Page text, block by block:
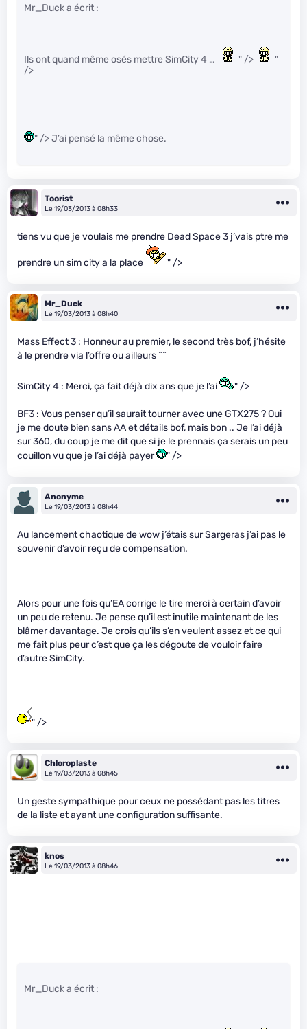
Mr_Duck a écrit :
Ils ont quand même osés mettre SimCity 4 … " />
"
/>
" /> J’ai pensé la même chose.
Toorist
Le 19/03/2013 à 08h33
tiens vu que je voulais me prendre Dead Space 3 j’vais ptre me
prendre un sim city a la place " />
Mr_Duck
Le 19/03/2013 à 08h40
Mass Effect 3 : Honneur au premier, le second très bof, j’hésite
à le prendre via l’offre ou ailleurs ^^
SimCity 4 : Merci, ça fait déjà dix ans que je l’ai " />
BF3 : Vous penser qu’il saurait tourner avec une GTX275 ? Oui
je me doute bien sans AA et détails bof, mais bon .. Je l’ai déjà
sur 360, du coup je me dit que si je le prennais ça serais un peu
couillon vu que je l’ai déjà payer
" />
Anonyme
Le 19/03/2013 à 08h44
Au lancement chaotique de wow j’étais sur Sargeras j’ai pas le
souvenir d’avoir reçu de compensation.
Alors pour une fois qu’EA corrige le tire merci à certain d’avoir
un peu de retenu. Je pense qu’il est inutile maintenant de les
blâmer davantage. Je crois qu’ils s’en veulent assez et ce qui
me fait plus peur c’est que ça les dégoute de vouloir faire
d’autre SimCity.
" />
Chloroplaste
Le 19/03/2013 à 08h45
Un geste sympathique pour ceux ne possédant pas les titres
de la liste et ayant une configuration suffisante.
knos
Le 19/03/2013 à 08h46
Mr_Duck a écrit :